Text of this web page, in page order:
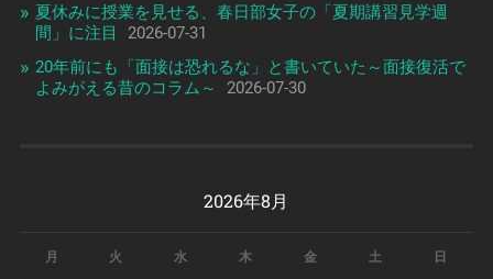
夏休みに授業を見せる、春日部女子の「夏期講習見学週
間」に注目
2026-07-31
20年前にも「面接は恐れるな」と書いていた～面接復活で
よみがえる昔のコラム～
2026-07-30
2026年8月
月 火 水 木 金 土 日